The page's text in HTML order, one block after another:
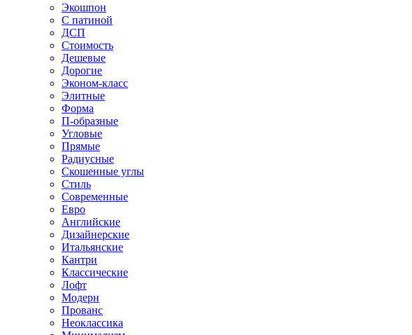
Экошпон
С патиной
ДСП
Стоимость
Дешевые
Дорогие
Эконом-класс
Элитные
Форма
П-образные
Угловые
Прямые
Радиусные
Скошенные углы
Стиль
Современные
Евро
Английские
Дизайнерские
Итальянские
Кантри
Классические
Лофт
Модерн
Прованс
Неоклассика